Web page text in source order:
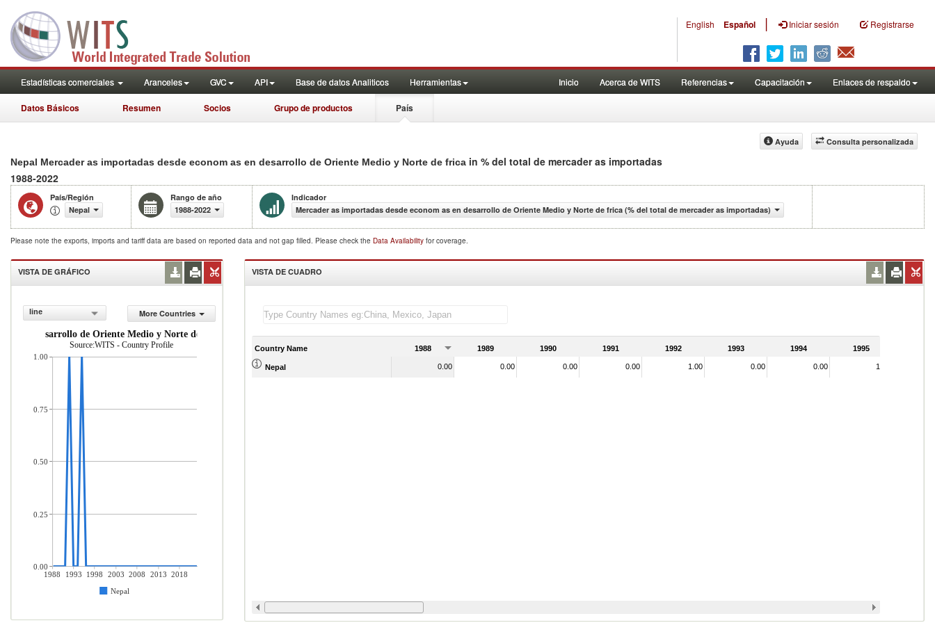
English Español | Iniciar sesión Registrarse
Estadísticas comerciales Aranceles GVC API Base de datos Analiticos Herramientas Inicio Acerca de WITS Referencias Capacitación Enlaces de respaldo
Datos Básicos Resumen Socios Grupo de productos País
Consulta personalizada
Ayuda
Nepal Mercader as importadas desde econom as en desarrollo de Oriente Medio y Norte de frica in % del total de mercader as importadas
1988-2022
País/Región
Nepal
Rango de año
1988-2022
Indicador
Mercader as importadas desde econom as en desarrollo de Oriente Medio y Norte de frica (% del total de mercader as importadas)
Please note the exports, imports and tariff data are based on reported data and not gap filled. Please check the Data Availability for coverage.
VISTA DE GRÁFICO
line
More Countries
Mercader as importadas desde econom as en desarrollo de Oriente Medio y Norte de frica (% del total de mercader as importadas)
Source:WITS - Country Profile
1988 1993 1998 2003 2008 2013 2018
Nepal
1.00
0.75
0.50
0.25
0.00
VISTA DE CUADRO
Country Name 1988 1989 1990 1991 1992 1993 1994 1995
Nepal 0.00 0.00 0.00 0.00 1.00 0.00 0.00 1.00